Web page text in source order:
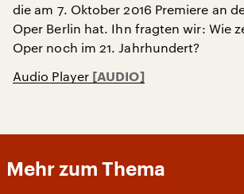
die am 7. Oktober 2016 Premiere an
Oper Berlin hat. Ihn fragten wir: Wie
Oper noch im 21. Jahrhundert?
Audio Player
Mehr zum Thema